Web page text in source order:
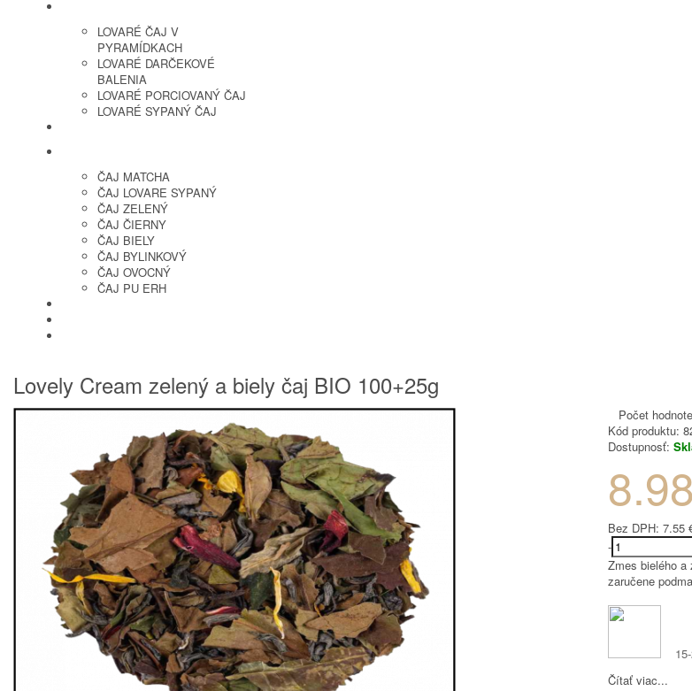
LOVARÉ ČAJ V
PYRAMÍDKACH
LOVARÉ DARČEKOVÉ
BALENIA
LOVARÉ PORCIOVANÝ ČAJ
LOVARÉ SYPANÝ ČAJ
ČAJ MATCHA
ČAJ LOVARE SYPANÝ
ČAJ ZELENÝ
ČAJ ČIERNY
ČAJ BIELY
ČAJ BYLINKOVÝ
ČAJ OVOCNÝ
ČAJ PU ERH
Lovely Cream zelený a biely čaj BIO 100+25g
Počet
Kód produktu:
Dostupnosť:
Bez DPH: 7.55
-
Zmes bielého a
zaručene
Čítať viac...